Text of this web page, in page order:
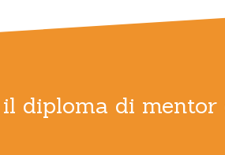
diploma di mentor